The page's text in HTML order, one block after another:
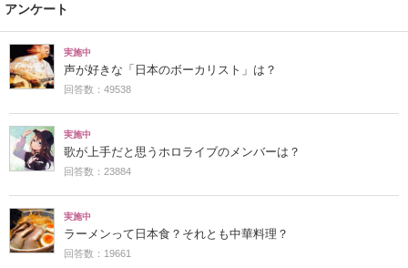
アンケート
実施中
声が好きな「日本のボーカリスト」は？
回答数：49538
実施中
歌が上手だと思うホロライブのメンバーは？
回答数：23884
実施中
ラーメンって日本食？それとも中華料理？
回答数：19661